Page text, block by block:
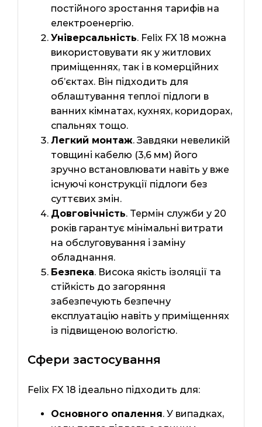
постійного зростання тарифів на
електроенергію.
Універсальність. Felix FX 18 можна
використовувати як у житлових
приміщеннях, так і в комерційних
об’єктах. Він підходить для
облаштування теплої підлоги в
ванних кімнатах, кухнях, коридорах,
спальнях тощо.
Легкий монтаж. Завдяки невеликій
товщині кабелю (3,6 мм) його
зручно встановлювати навіть у вже
існуючі конструкції підлоги без
суттєвих змін.
Довговічність. Термін служби у 20
років гарантує мінімальні витрати
на обслуговування і заміну
обладнання.
Безпека. Висока якість ізоляції та
стійкість до загоряння
забезпечують безпечну
експлуатацію навіть у приміщеннях
із підвищеною вологістю.
Сфери застосування
Felix FX 18 ідеально підходить для:
Основного опалення. У випадках,